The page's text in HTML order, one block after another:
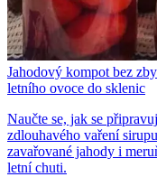
Jahodový kompot bez
letního ovoce do sklenic
Naučte se, jak se
zdlouhavého vaření
zavařované jahody i
letní chuti.